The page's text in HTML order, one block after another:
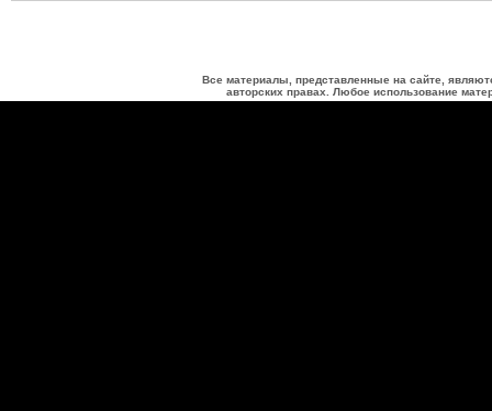
Все материалы, представленные на сайте,
авторских правах. Любое использование